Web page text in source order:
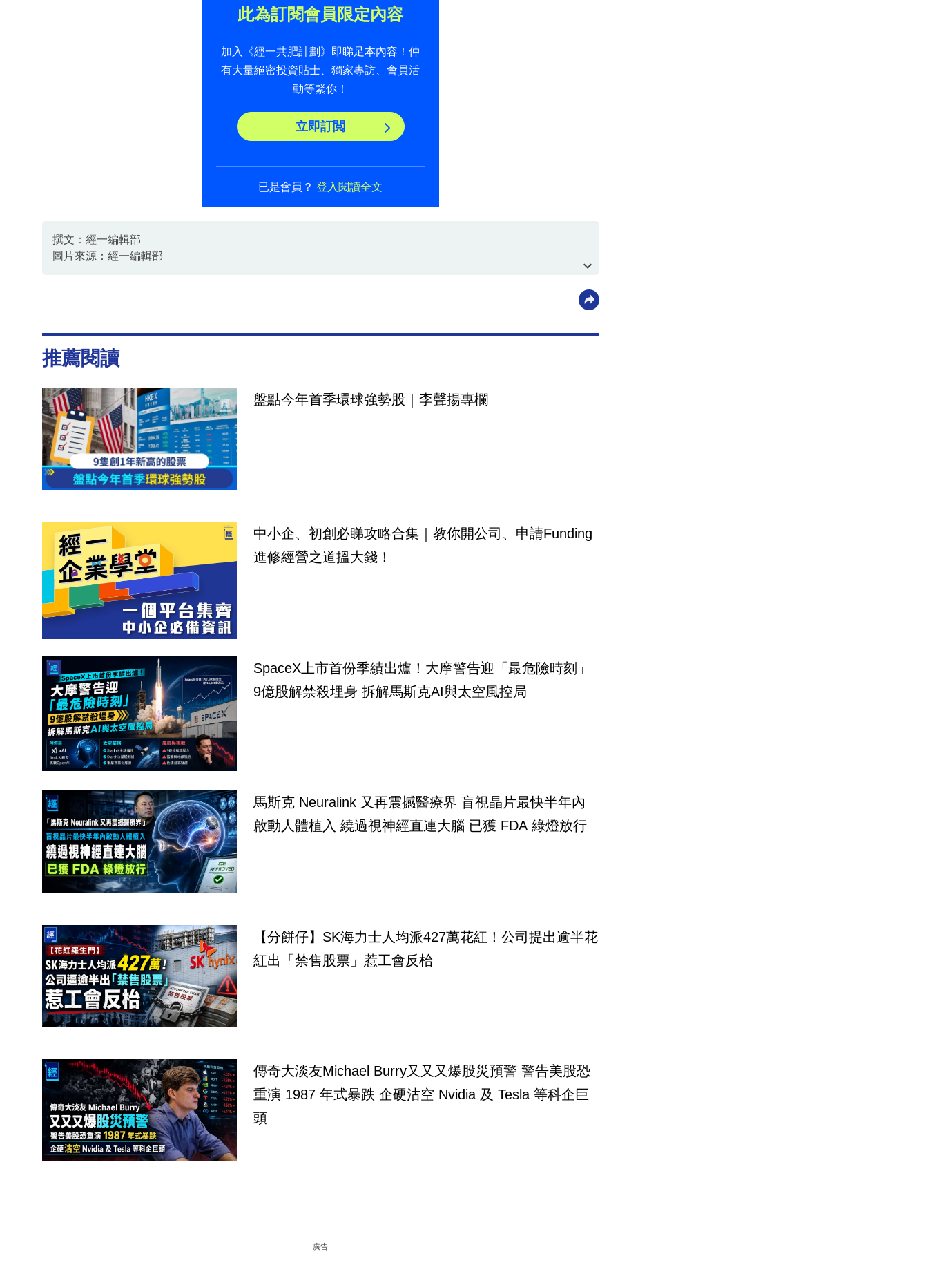
此為訂閱會員限定內容
加入《經一共肥計劃》即睇足本內容！仲
有大量絕密投資貼士、獨家專訪、會員活
動等緊你！
立即訂閲
已是會員？登入閱讀全文
撰文：經一編輯部
圖片來源：經一編輯部
推薦閱讀
盤點今年首季環球強勢股｜李聲揚專欄
中小企、初創必睇攻略合集｜教你開公司、申請Funding
進修經營之道搵大錢！
SpaceX上市首份季績出爐！大摩警告迎「最危險時刻」
9億股解禁殺埋身 拆解馬斯克AI與太空風控局
馬斯克 Neuralink 又再震撼醫療界 盲視晶片最快半年內
啟動人體植入 繞過視神經直連大腦 已獲 FDA 綠燈放行
【分餅仔】SK海力士人均派427萬花紅！公司提出逾半花
紅出「禁售股票」惹工會反枱
傳奇大淡友Michael Burry又又又爆股災預警 警告美股恐
重演 1987 年式暴跌 企硬沽空 Nvidia 及 Tesla 等科企巨
頭
廣告